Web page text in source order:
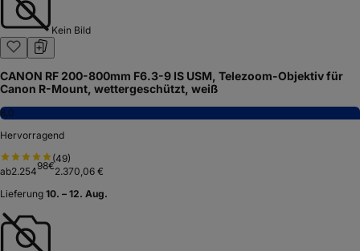
Kein Bild
CANON RF 200-800mm F6.3-9 IS USM, Telezoom-Objektiv für
Canon R-Mount, wettergeschützt, weiß
8,0
Hervorragend
(49)
ab2.25498€2.370,06 €
Lieferung 10. – 12. Aug.